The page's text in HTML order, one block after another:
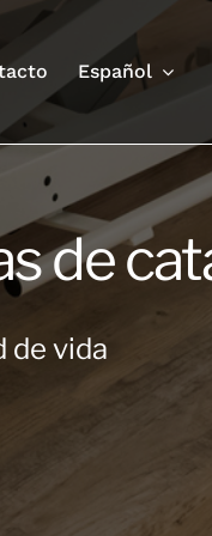
Español
de
de vida